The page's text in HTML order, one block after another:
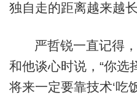
独自走的距离越来越
严哲锐一直记得
和他谈心时说，“你选
将来一定要靠技术‘吃